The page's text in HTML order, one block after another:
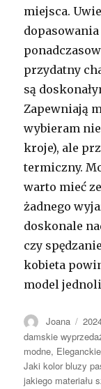
miejsca.
przydatny
są
Zapewniają
wybieram
kroje), ale
termiczny.
warto mieć
żadnego
doskonale
czy
kobieta
model
Autor
Joana
damskie
modne,
Jaki kolor bluzy
jakiego materiału